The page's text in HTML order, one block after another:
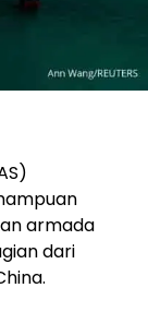
armada
dari